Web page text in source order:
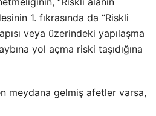
1. fıkrasında da “Riskli
veya üzerindeki yapılaşma
yol açma riski taşıdığına
meydana gelmiş afetler varsa,